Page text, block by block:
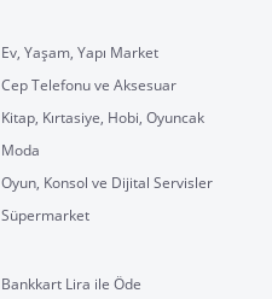
Ev, Yaşam, Yapı Market
Cep Telefonu ve Aksesuar
Kitap, Kırtasiye, Hobi, Oyuncak
Moda
Oyun, Konsol ve Dijital Servisler
Süpermarket
Bankkart Lira ile Öde